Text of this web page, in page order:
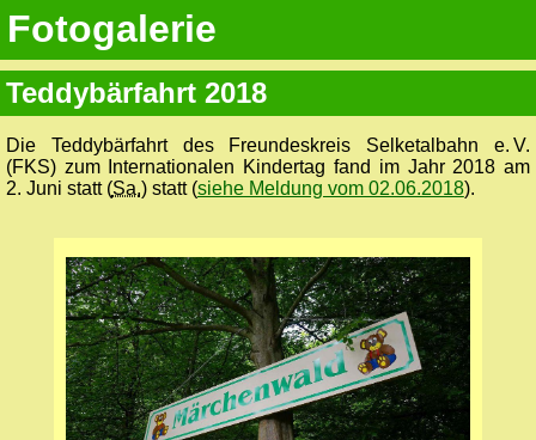
Fotogalerie
Teddybärfahrt 2018
Die Teddybärfahrt des Freundes­kreis Selketal­bahn e. V.
(FKS) zum Internationalen Kindertag fand im Jahr 2018 am
2. Juni statt (Sa.) statt (siehe Meldung vom 02.06.2018).